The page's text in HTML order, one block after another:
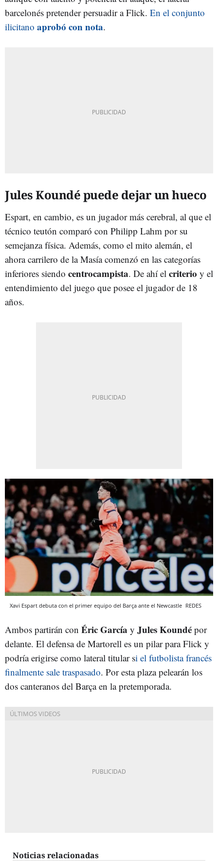
barcelonés pretender persuadir a Flick. En el conjunto
ilicitano aprobó con nota.
Jules Koundé puede dejar un hueco
Espart, en cambio, es un jugador más cerebral, al que el
técnico teutón comparó con Philipp Lahm por su
semejanza física. Además, como el mito alemán, el
ahora carrilero de la Masía comenzó en las categorías
inferiores siendo centrocampista. De ahí el criterio y el
entendimiento del juego que posee el jugador de 18
años.
Xavi Espart debuta con el primer equipo del Barça ante el Newcastle REDES
Ambos partirán con Éric García y Jules Koundé por
delante. El defensa de Martorell es un pilar para Flick y
podría erigirse como lateral titular si el futbolista francés
finalmente sale traspasado. Por esta plaza pelearán los
dos canteranos del Barça en la pretemporada.
Noticias relacionadas